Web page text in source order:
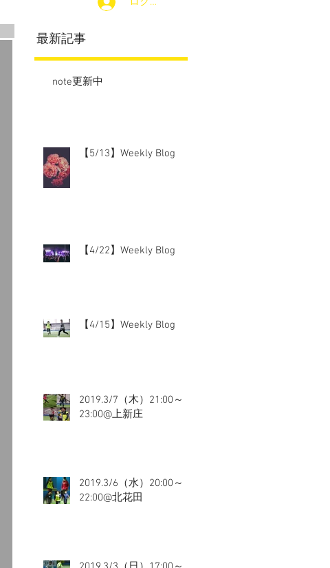
最新記事
note更新中
【5/13】Weekly Blog
【4/22】Weekly Blog
【4/15】Weekly Blog
2019.3/7（木）21:00～
23:00@上新庄
2019.3/6（水）20:00～
22:00@北花田